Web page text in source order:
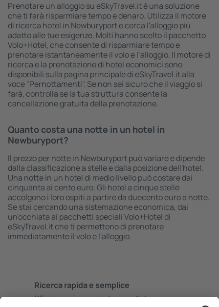
Prenotare un alloggio su eSkyTravel.it è una soluzione
che ti farà risparmiare tempo e denaro. Utilizza il motore
di ricerca hotel in Newburyport e cerca l'alloggio più
adatto alle tue esigenze. Molti hanno scelto il pacchetto
Volo+Hotel, che consente di risparmiare tempo e
prenotare istantaneamente il volo e l’alloggio. Il motore di
ricerca e la prenotazione di hotel economici sono
disponibili sulla pagina principale di eSkyTravel.it alla
voce "Pernottamenti". Se non sei sicuro che il viaggio si
farà, controlla se la tua struttura consente la
cancellazione gratuita della prenotazione.
Quanto costa una notte in un hotel in
Newburyport?
Il prezzo per notte in Newburyport può variare e dipende
dalla classificazione a stelle e dalla posizione dell'hotel.
Una notte in un hotel di medio livello può costare dai
cinquanta ai cento euro. Gli hotel a cinque stelle
accolgono i loro ospiti a partire da duecento euro a notte.
Se stai cercando una sistemazione economica, dai
un'occhiata ai pacchetti speciali Volo+Hotel di
eSkyTravel.it che ti permettono di prenotare
immediatamente il volo e l'alloggio.
Ricerca rapida e semplice
Offerta su misura per le tue aspettative.